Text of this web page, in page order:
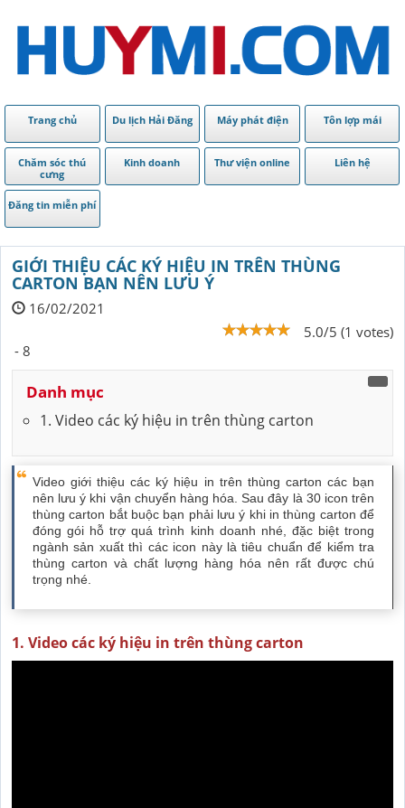
Trang chủ Du lịch Hải Đăng Máy phát điện Tôn lợp mái
Chăm sóc thú
cưng
Kinh doanh Thư viện online Liên hệ
Đăng tin miễn phí
GIỚI THIỆU CÁC KÝ HIỆU IN TRÊN THÙNG
CARTON BẠN NÊN LƯU Ý
16/02/2021
5.0/5 (1 votes)
- 8
Danh mục
1. Video các ký hiệu in trên thùng carton
Video giới thiệu các ký hiệu in trên thùng carton các bạn
nên lưu ý khi vận chuyển hàng hóa. Sau đây là 30 icon trên
thùng carton bắt buộc bạn phải lưu ý khi in thùng carton để
đóng gói hỗ trợ quá trình kinh doanh nhé, đặc biệt trong
ngành sản xuất thì các icon này là tiêu chuẩn để kiểm tra
thùng carton và chất lượng hàng hóa nên rất được chú
trọng nhé.
1. Video các ký hiệu in trên thùng carton